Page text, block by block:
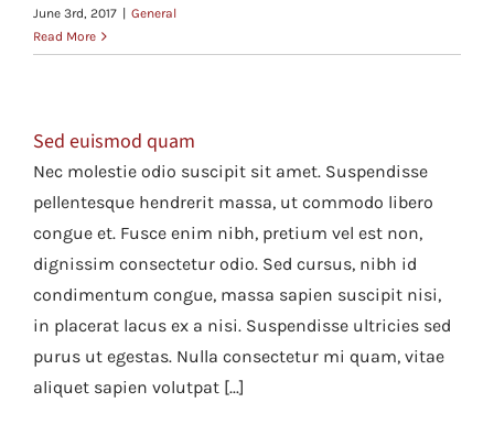
June 3rd, 2017
General
Read More
Sed euismod quam
Nec molestie odio suscipit sit amet. Suspendisse
pellentesque hendrerit massa, ut commodo libero
congue et. Fusce enim nibh, pretium vel est non,
dignissim consectetur odio. Sed cursus, nibh id
condimentum congue, massa sapien suscipit nisi,
in placerat lacus ex a nisi. Suspendisse ultricies sed
purus ut egestas. Nulla consectetur mi quam, vitae
aliquet sapien volutpat [...]